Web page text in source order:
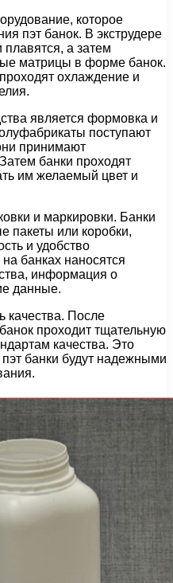
которое
пэт банок. В экструдере
а затем
матрицы в форме банок.
охлаждение и
является формовка и
поступают
принимают
банки проходят
им желаемый цвет и
и маркировки. Банки
пакеты или коробки,
и удобство
банках наносятся
информация о
данные.
качества. После
проходит тщательную
качества. Это
пэт банки будут надежными